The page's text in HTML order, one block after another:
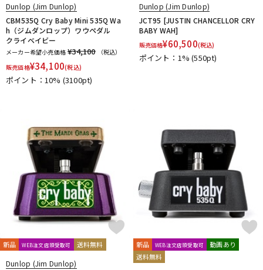
Dunlop (Jim Dunlop)
CBM535Q Cry Baby Mini 535Q Wa
h（ジムダンロップ）ワウペダル
クライベイビー
メーカー希望小売価格 ¥34,100
（税込）
販売価格¥34,100(税込)
ポイント：10% (3100pt)
Dunlop (Jim Dunlop)
JCT95 [JUSTIN CHANCELLOR CRY
BABY WAH]
販売価格¥60,500(税込)
ポイント：1%(550pt)
新品 WEB注文店頭受取可 送料無料
Dunlop (Jim Dunlop)
新品 WEB注文店頭受取可
動画あり
送料無料